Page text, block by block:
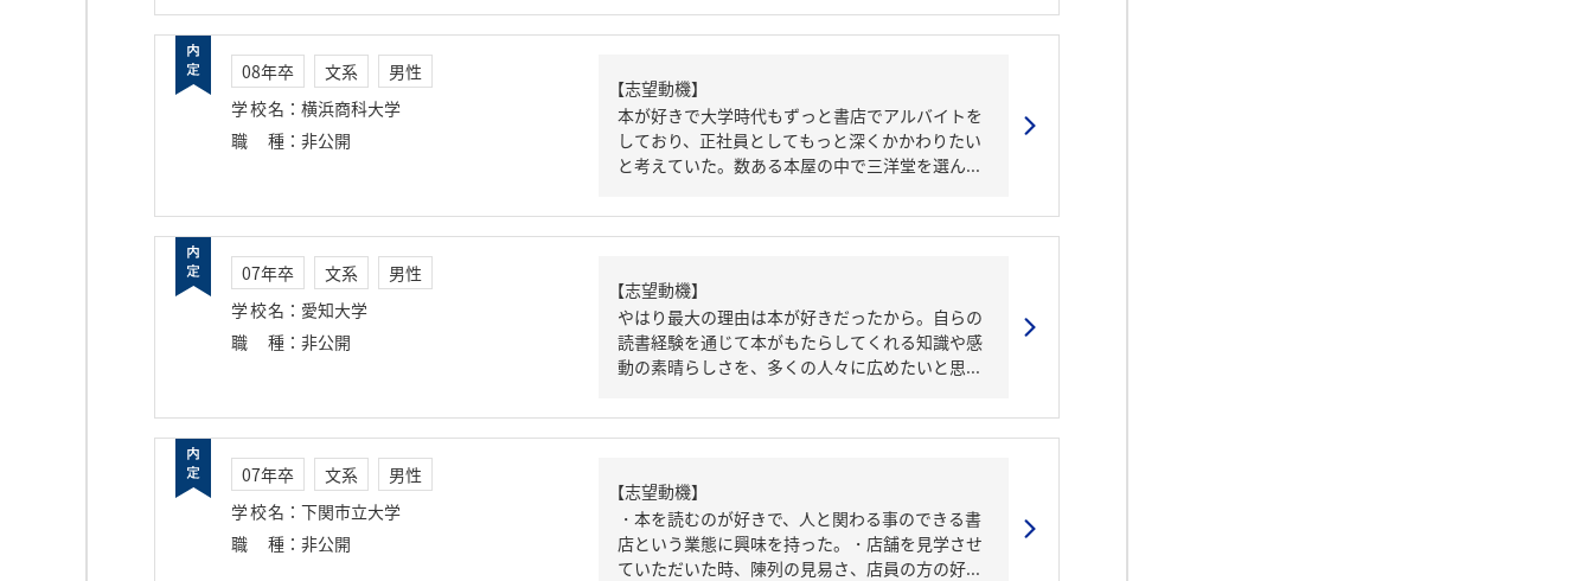
08年卒 文系
男性
学校名 ： 横浜商科大学
職種 ： 非公開
【志望動機】
本が好きで大学時代もずっと書店でアルバイトを
しており、正社員としてもっと深くかかわりたい
と考えていた。数ある本屋の中で三洋堂を選ん...
07年卒 文系
男性
学校名 ： 愛知大学
職種 ： 非公開
【志望動機】
やはり最大の理由は本が好きだったから。自らの
読書経験を通じて本がもたらしてくれる知識や感
動の素晴らしさを、多くの人々に広めたいと思...
07年卒 文系
男性
学校名 ： 下関市立大学
職種 ： 非公開
【志望動機】
・本を読むのが好きで、人と関わる事のできる書
店という業態に興味を持った。・店舗を見学させ
ていただいた時、陳列の見易さ、店員の方の好...